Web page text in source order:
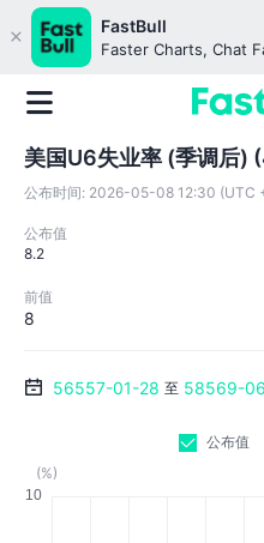
FastBull
Faster Charts, Chat
美国U6失业率 (季调后)
公布时间: 2026-05-08 12:30 (UTC
公布值
8.2
前值
8
56557-01-28 至 58569-
公布值
(%)